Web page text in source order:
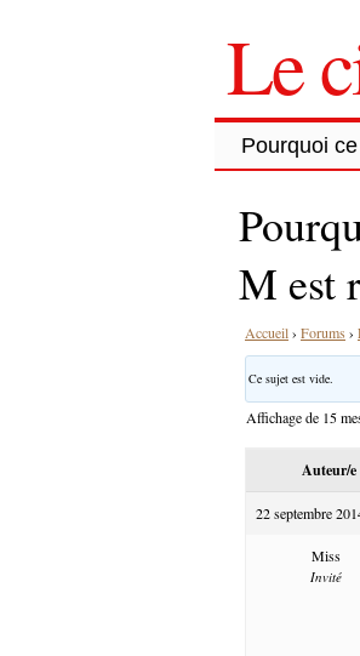
Le
Pourquoi
M est
Accueil› Forums ›
Ce sujet est vide.
Affichage de 15
Auteur/e
22 septembre
Miss
Invité